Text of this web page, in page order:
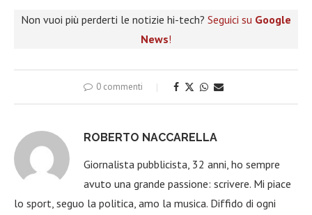
Non vuoi più perderti le notizie hi-tech? Seguici su Google
News!
0 commenti
ROBERTO NACCARELLA
Giornalista pubblicista, 32 anni, ho sempre
avuto una grande passione: scrivere. Mi piace
lo sport, seguo la politica, amo la musica. Diffido di ogni